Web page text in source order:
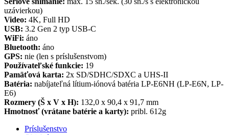
uzávierkou)
Video: 4K, Full HD
USB: 3.2 Gen 2 typ USB-C
WiFi: áno
Bluetooth: áno
GPS: nie (len s príslušenstvom)
Používateľské funkcie: 19
Pamäťová karta: 2x SD/SDHC/SDXC a UHS-II
Batéria: nabíjateľná lítium-iónová batéria LP-E6NH (LP-E6N, LP-
E6)
Rozmery (Š x V x H): 132,0 x 90,4 x 91,7 mm
Hmotnosť (vrátane batérie a karty): pribl. 612g
Príslušenstvo